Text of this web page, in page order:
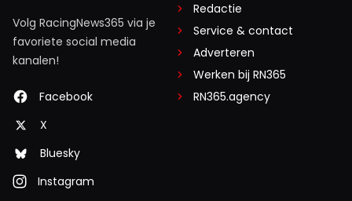
Volg RacingNews365 via je
favoriete social media
kanalen!
Facebook
X
Bluesky
Instagram
Redactie
Service & contact
Adverteren
Werken bij RN365
RN365.agency